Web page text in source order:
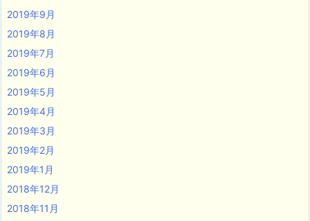
2019年9月
2019年8月
2019年7月
2019年6月
2019年5月
2019年4月
2019年3月
2019年2月
2019年1月
2018年12月
2018年11月